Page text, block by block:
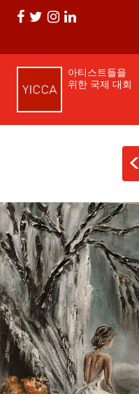
아티스트들을
위한 국제 대회
<